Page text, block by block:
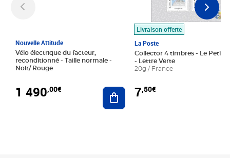
Nouvelle Attitude
Vélo électrique du facteur,
reconditionné - Taille normale -
Noir/ Rouge
1 490,00€ Ajouter au panier
Livraison offerte
La Poste
Collector 4 timbres - Le Petit
- Lettre Verte
20g / France
7,50€